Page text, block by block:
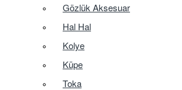
Gözlük Aksesuar
Hal Hal
Kolye
Küpe
Toka